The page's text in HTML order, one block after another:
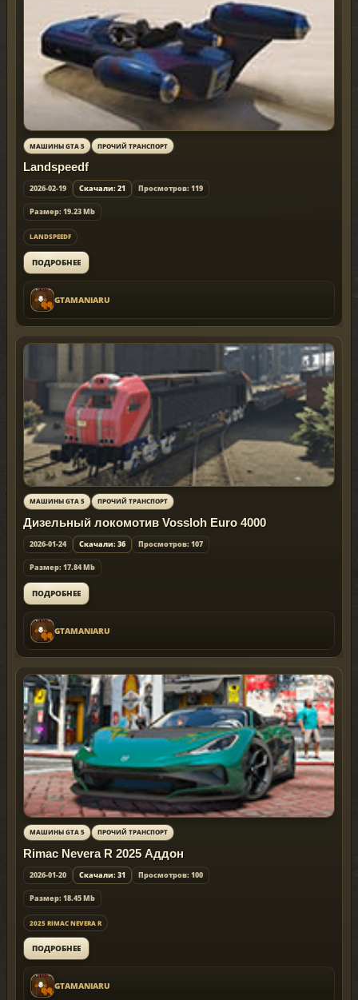
МАШИНЫ GTA 5 ПРОЧИЙ ТРАНСПОРТ
Landspeedf
2026-02-19 Скачали: 21 Просмотров: 119
Размер: 19.23 Mb
LANDSPEEDF
ПОДРОБНЕЕ
GTAMANIARU
МАШИНЫ GTA 5 ПРОЧИЙ ТРАНСПОРТ
Дизельный локомотив Vossloh Euro 4000
2026-01-24 Скачали: 36 Просмотров: 107
Размер: 17.84 Mb
ПОДРОБНЕЕ
GTAMANIARU
МАШИНЫ GTA 5 ПРОЧИЙ ТРАНСПОРТ
Rimac Nevera R 2025 Аддон
2026-01-20 Скачали: 31 Просмотров: 100
Размер: 18.45 Mb
2025 RIMAC NEVERA R
ПОДРОБНЕЕ
GTAMANIARU